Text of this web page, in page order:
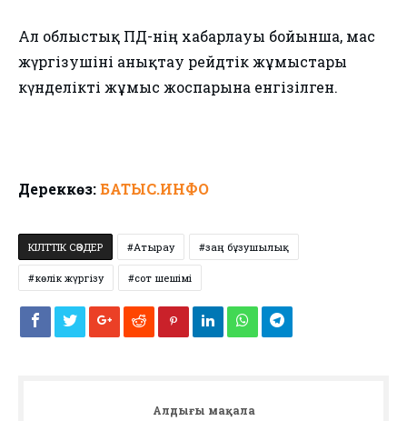
Ал облыстық ПД-нің хабарлауы бойынша, мас
жүргізушіні анықтау рейдтік жұмыстары
күнделікті жұмыс жоспарына енгізілген.
Дереккөз:БАТЫС.ИНФО
КІЛТТІК СӨЗДЕР Атырау заң бұзушылық
көлік жүргізу сот шешімі
Алдыңғы мақала